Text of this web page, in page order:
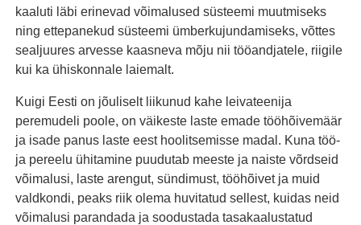
kaaluti läbi erinevad võimalused süsteemi muutmiseks
ning ettepanekud süsteemi ümberkujundamiseks, võttes
sealjuures arvesse kaasneva mõju nii tööandjatele, riigile
kui ka ühiskonnale laiemalt.
Kuigi Eesti on jõuliselt liikunud kahe leivateenija
peremudeli poole, on väikeste laste emade tööhõivemäär
ja isade panus laste eest hoolitsemisse madal. Kuna töö-
ja pereelu ühitamine puudutab meeste ja naiste võrdseid
võimalusi, laste arengut, sündimust, tööhõivet ja muid
valdkondi, peaks riik olema huvitatud sellest, kuidas neid
võimalusi parandada ja soodustada tasakaalustatud